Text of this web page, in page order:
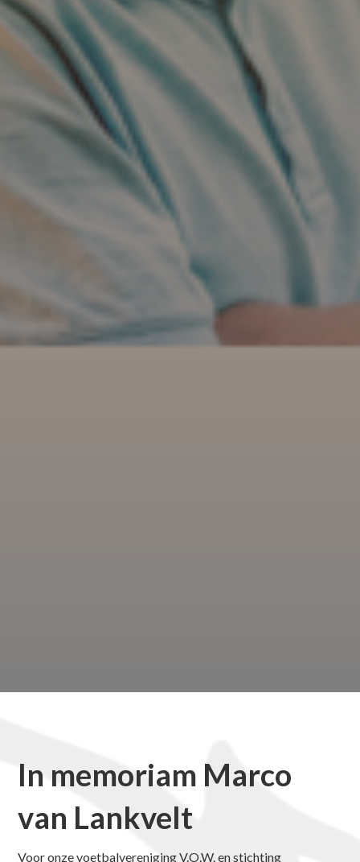
In memoriam Marco
van Lankvelt
Voor onze voetbalvereniging V.O.W. en stichting